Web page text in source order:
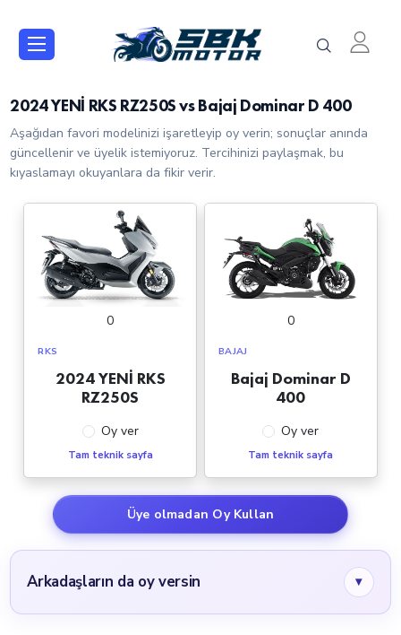
2024 YENİ RKS RZ250S vs Bajaj Dominar D 400
Aşağıdan favori modelinizi işaretleyip oy verin; sonuçlar anında
güncellenir ve üyelik istemiyoruz. Tercihinizi paylaşmak, bu
kıyaslamayı okuyanlara da fikir verir.
0
RKS
2024 YENİ RKS
RZ250S
Oy ver
Tam teknik sayfa
0
BAJAJ
Bajaj Dominar D
400
Oy ver
Tam teknik sayfa
Üye olmadan Oy Kullan
Arkadaşların da oy versin ▾